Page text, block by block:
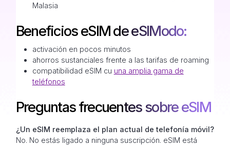
Malasia
Beneficios eSIM de eSIModo:
activación en pocos minutos
ahorros sustanciales frente a las tarifas de roaming
compatibilidad eSIM cu una amplia gama de
teléfonos
Preguntas frecuentes sobre eSIM
¿Un eSIM reemplaza el plan actual de telefonía móvil?
No. No estás ligado a ninguna suscripción. eSIM está